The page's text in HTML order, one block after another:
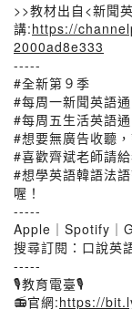
>>教材出自<新聞
講:https://
2000ad8e333
-----
#全新第９季
#每周一新聞英語通
#每周五生活英語通
#想要無廣告收聽
#喜歡齊斌老師請
#想學英語韓語法
喔！
-----
Apple｜Spotify｜
搜尋訂閱：口說英
-----
🎙教育電臺🎙
📻官網:https://